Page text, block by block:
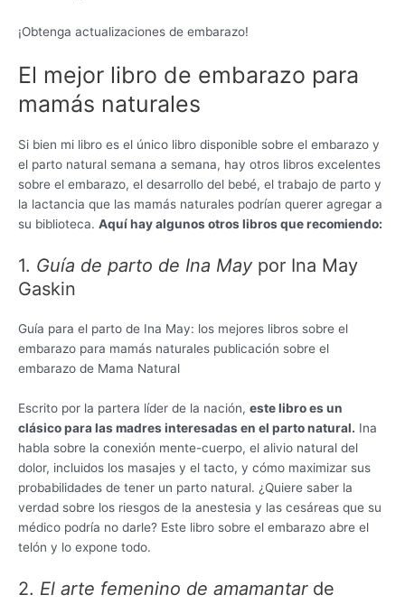
¡Obtenga actualizaciones de embarazo!
El mejor libro de embarazo para
mamás naturales
Si bien mi libro es el único libro disponible sobre el embarazo y
el parto natural semana a semana, hay otros libros excelentes
sobre el embarazo, el desarrollo del bebé, el trabajo de parto y
la lactancia que las mamás naturales podrían querer agregar a
su biblioteca. Aquí hay algunos otros libros que recomiendo:
1. Guía de parto de Ina May por Ina May
Gaskin
Guía para el parto de Ina May: los mejores libros sobre el
embarazo para mamás naturales publicación sobre el
embarazo de Mama Natural
Escrito por la partera líder de la nación, este libro es un
clásico para las madres interesadas en el parto natural. Ina
habla sobre la conexión mente-cuerpo, el alivio natural del
dolor, incluidos los masajes y el tacto, y cómo maximizar sus
probabilidades de tener un parto natural. ¿Quiere saber la
verdad sobre los riesgos de la anestesia y las cesáreas que su
médico podría no darle? Este libro sobre el embarazo abre el
telón y lo expone todo.
2. El arte femenino de amamantarde